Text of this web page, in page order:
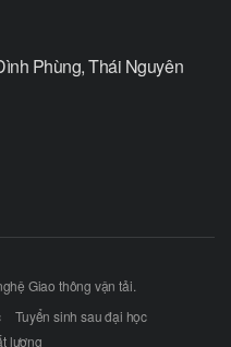
Phùng, Thái Nguyên
Giao thông vận tải.
Tuyển sinh sau đại học
lượng